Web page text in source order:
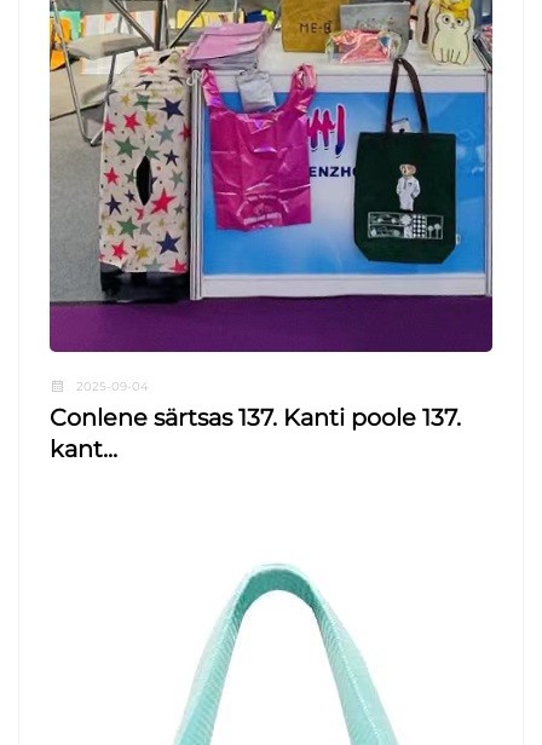
2025-09-04
Conlene särtsas 137. Kanti poole 137.
kant...